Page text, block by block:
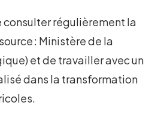
consulter régulièrement la
: Ministère de la
et de travailler avec un
dans la transformation